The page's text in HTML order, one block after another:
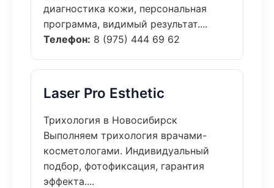
диагностика кожи, персональная
программа, видимый результат....
Телефон: 8 (975) 444 69 62
Laser Pro Esthetic
Трихология в Новосибирск
Выполняем трихология врачами-
косметологами. Индивидуальный
подбор, фотофиксация, гарантия
эффекта....